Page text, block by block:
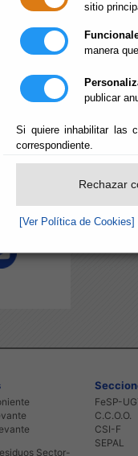
sitio
manera
publicar
Si quiere inhabilitar las
correspondiente.
Rechazar
[Ver Política de Cookies]
la
Sector-
FeSP-
C.C.O.O.
CSI-F
SEPAL